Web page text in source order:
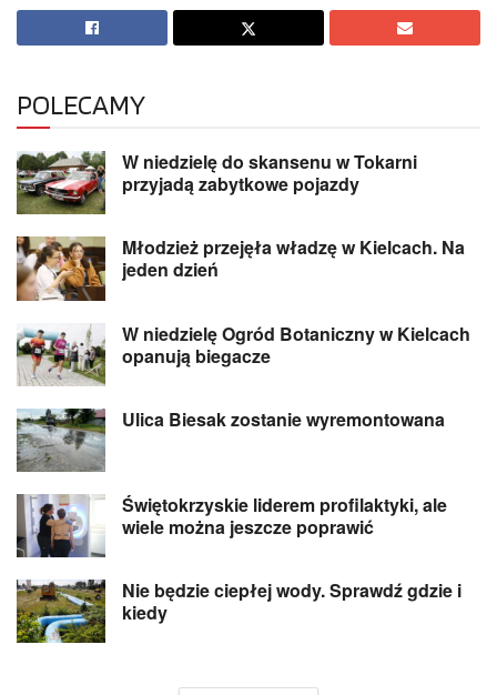
POLECAMY
W niedzielę do skansenu w Tokarni
przyjadą zabytkowe pojazdy
Młodzież przejęła władzę w Kielcach. Na
jeden dzień
W niedzielę Ogród Botaniczny w Kielcach
opanują biegacze
Ulica Biesak zostanie wyremontowana
Świętokrzyskie liderem profilaktyki, ale
wiele można jeszcze poprawić
Nie będzie ciepłej wody. Sprawdź gdzie i
kiedy